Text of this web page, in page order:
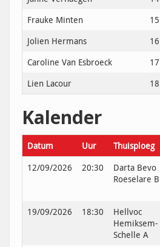
Frauke Minten
15
Jolien Hermans
16
Caroline Van Esbroeck
17
Lien Lacour
18
Kalender
Datum Uur Thuisploeg
12/09/2026
20:30
Darta Bevo
Roeselare B
19/09/2026
18:30
Hellvoc
Hemiksem-
Schelle A